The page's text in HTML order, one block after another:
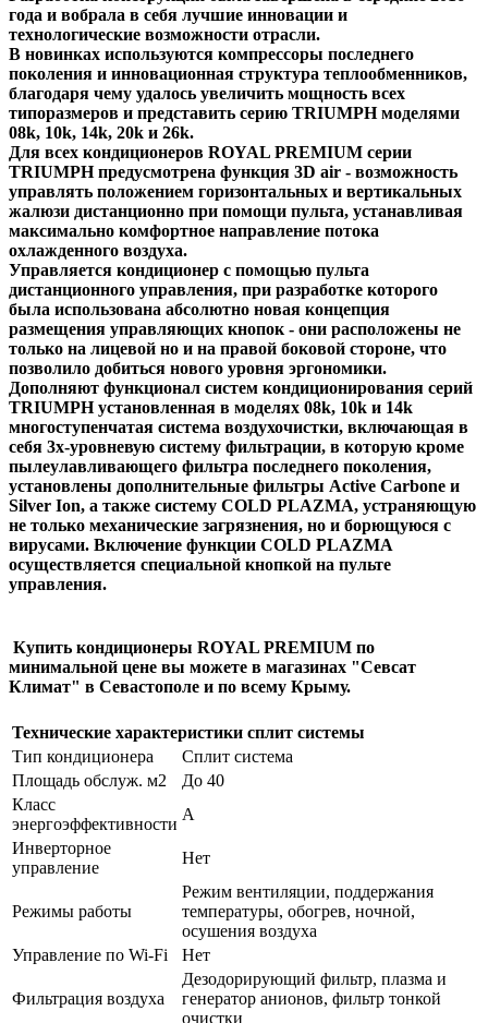
года и вобрала в себя лучшие инновации и
технологические возможности отрасли.
В новинках используются компрессоры последнего
поколения и инновационная структура теплообменников,
благодаря чему удалось увеличить мощность всех
типоразмеров и представить серию TRIUMPH моделями
08k, 10k, 14k, 20k и 26k.
Для всех кондиционеров ROYAL PREMIUM серии
TRIUMPH предусмотрена функция 3D air - возможность
управлять положением горизонтальных и вертикальных
жалюзи дистанционно при помощи пульта, устанавливая
максимально комфортное направление потока
охлажденного воздуха.
Управляется кондиционер с помощью пульта
дистанционного управления, при разработке которого
была использована абсолютно новая концепция
размещения управляющих кнопок - они расположены не
только на лицевой но и на правой боковой стороне, что
позволило добиться нового уровня эргономики.
Дополняют функционал систем кондиционирования серий
TRIUMPH установленная в моделях 08k, 10k и 14k
многоступенчатая система воздухочистки, включающая в
себя 3х-уровневую систему фильтрации, в которую кроме
пылеулавливающего фильтра последнего поколения,
установлены дополнительные фильтры Active Carbone и
Silver Ion, а также систему COLD PLAZMA, устраняющую
не только механические загрязнения, но и борющуюся с
вирусами. Включение функции COLD PLAZMA
осуществляется специальной кнопкой на пульте
управления.
Купить кондиционеры ROYAL PREMIUM по
минимальной цене вы можете в магазинах "Севсат
Климат" в Севастополе и по всему Крыму.
Технические характеристики сплит системы
Тип кондиционера
Сплит система
Площадь обслуж. м2
До 40
Класс
энергоэффективности
А
Инверторное
управление
Нет
Режимы работы
Режим вентиляции, поддержания
температуры, обогрев, ночной,
осушения воздуха
Управление по Wi-Fi
Нет
Фильтрация воздуха
Дезодорирующий фильтр, плазма и
генератор анионов, фильтр тонкой
очистки